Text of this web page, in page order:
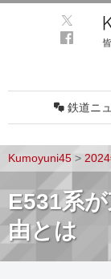
鉄道ニ
車両
ルー
Kumoyuni45 >
E531系
由とは